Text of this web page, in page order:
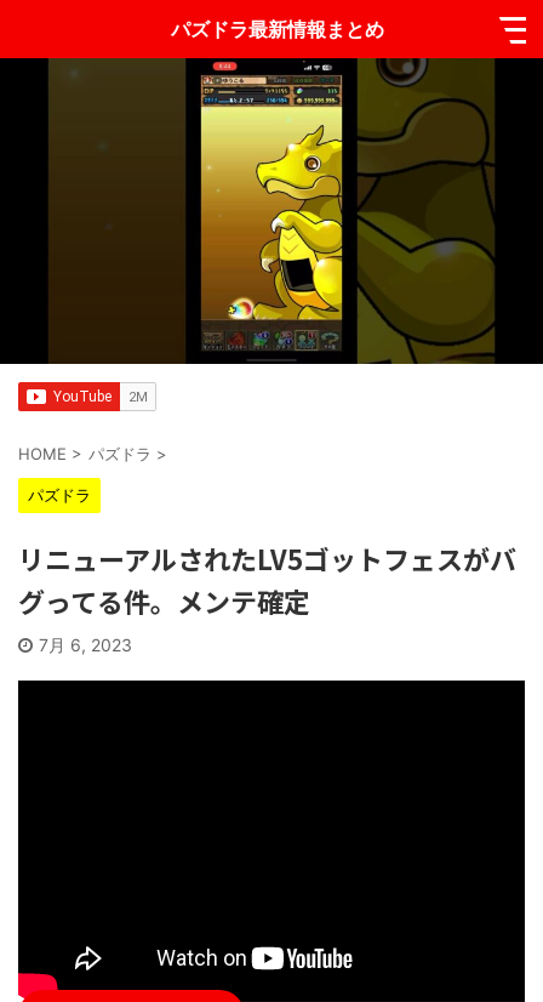
パズドラ最新情報まとめ
HOME > パズドラ >
パズドラ
リニューアルされたLV5ゴットフェスがバ
グってる件。メンテ確定
7月 6, 2023